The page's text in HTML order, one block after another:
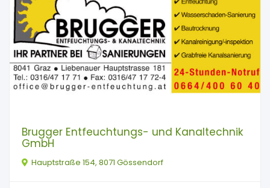
Brugger Entfeuchtungs- und Kanaltechnik
GmbH
Hauptstraße 154, 8071 Gössendorf